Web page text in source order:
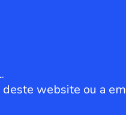
website ou a